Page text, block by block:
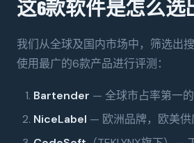
这6款软件是怎么选
我们从全球及国内市场中，筛选出
使用最广的6款产品进行评测：
Bartender — 全球市占率第一
NiceLabel — 欧洲品牌，欧美供